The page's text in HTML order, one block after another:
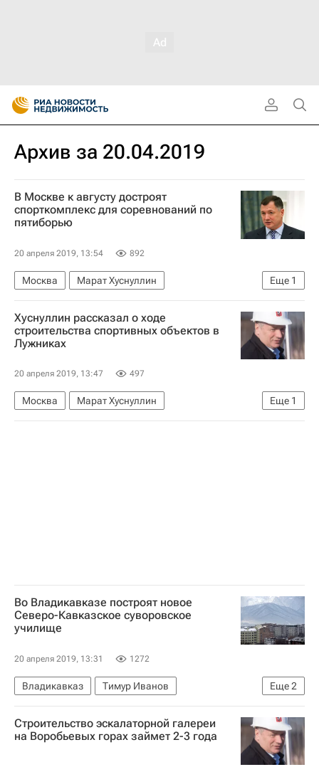
Архив за 20.04.2019
В Москве к августу достроят
спорткомплекс для соревнований по
пятиборью
20 апреля 2019, 13:54 892
Еще 1
Москва
Марат Хуснуллин
Новости - Недвижимость
Хуснуллин рассказал о ходе
строительства спортивных объектов в
Лужниках
20 апреля 2019, 13:47 497
Еще 1
Москва
Марат Хуснуллин
Новости - Недвижимость
Во Владикавказе построят новое
Северо-Кавказское суворовское
училище
20 апреля 2019, 13:31 1272
Еще2
Владикавказ
Тимур Иванов
Новости - Недвижимость
Инфраструктура
Строительство эскалаторной галереи
на Воробьевых горах займет 2-3 года